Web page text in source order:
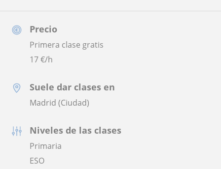
Precio
Primera clase gratis
17€/h
Suele dar clases en
Madrid (Ciudad)
Niveles de las clases
Primaria
ESO